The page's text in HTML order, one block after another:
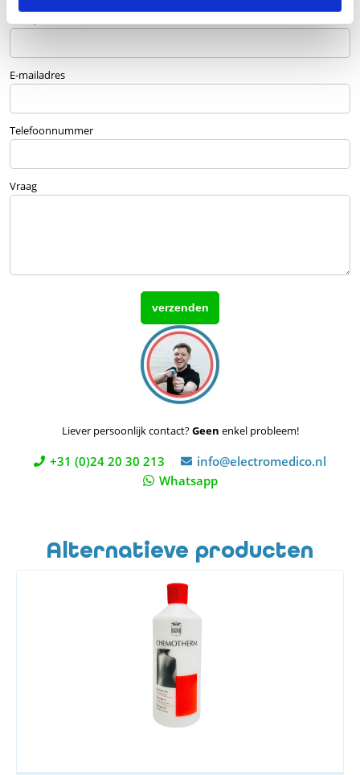
E-mailadres
Telefoonnummer
Vraag
Liever persoonlijk contact?Geen enkel probleem!
+31 (0)24 20 30 213
info@electromedico.nl
Whatsapp
Alternatieve producten